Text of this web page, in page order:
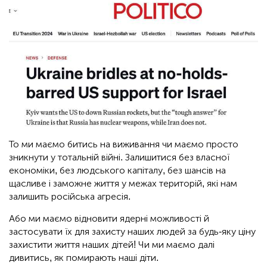
То ми маємо битись на виживання чи маємо просто
зникнути у тотальній війні. Залишитися без власної
економіки, без людського капіталу, без шансів на
щасливе і заможне життя у межах територій, які нам
залишить російська агресія.
Або ми маємо відновити ядерні можливості й
застосувати їх для захисту наших людей за будь-яку ціну
захистити життя наших дітей! Чи ми маємо далі
дивитись, як помирають наші діти.